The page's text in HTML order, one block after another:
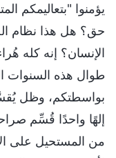
يؤمنوا "بتعاليمكم
حق؟ هل هذا نظام
الإنسان؟ إنه كله
طوال هذه السنوات
بواسطتكم، وظل
إلهًا واحدًا قُسِّم
من المستحيل على